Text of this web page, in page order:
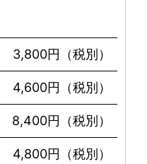
3,800円（税別）
4,600円（税別）
8,400円（税別）
4,800円（税別）